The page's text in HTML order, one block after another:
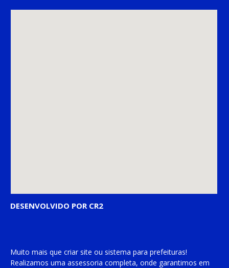
DESENVOLVIDO POR CR2
Muito mais que criar site ou sistema para prefeituras!
Realizamos uma assessoria completa, onde garantimos em